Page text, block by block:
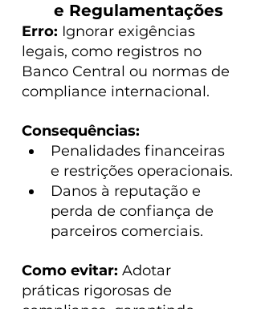
e Regulamentações
Erro: Ignorar exigências
legais, como registros no
Banco Central ou normas de
compliance internacional.
Consequências:
Penalidades financeiras
e restrições operacionais.
Danos à reputação e
perda de confiança de
parceiros comerciais.
Como evitar: Adotar
práticas rigorosas de